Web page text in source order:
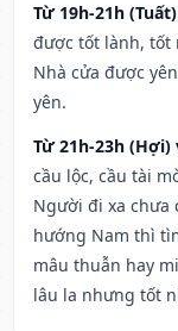
Từ 19h-21h
được tốt lành, tốt
Nhà cửa được
yên.
Từ 21h-23h (Hợi)
cầu lộc, cầu tài
Người đi xa chưa
hướng Nam thì
mâu thuẫn hay
lâu la nhưng tốt